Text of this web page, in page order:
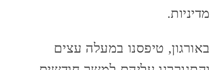
מדיניות.
באורגון, טיפסנו במעלה עצים